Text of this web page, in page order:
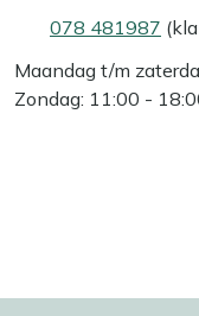
078 481987
Maandag t/m
Zondag: 11:00 -